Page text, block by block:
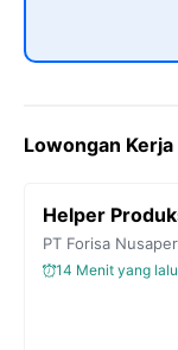
Lowongan
Helper
PT Forisa
14 Menit yang lalu